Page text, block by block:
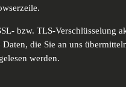
bzw. TLS-Verschlüsselung
Daten, die Sie an uns
werden.